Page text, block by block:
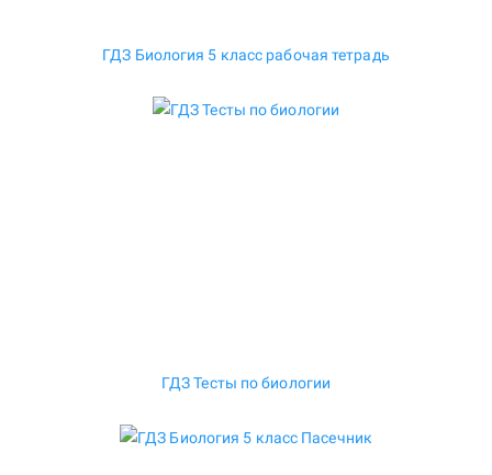
ГДЗ Биология 5 класс рабочая тетрадь
ГДЗ Тесты по биологии